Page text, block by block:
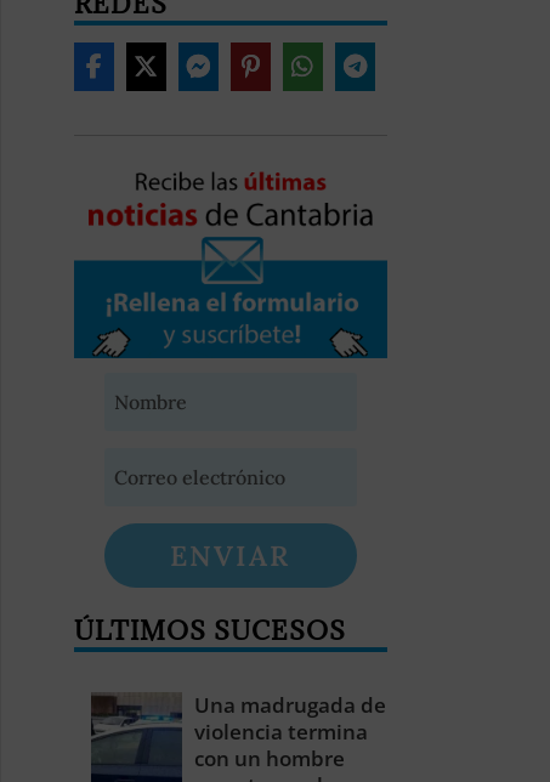
ENVIAR
ÚLTIMOS SUCESOS
Una madrugada de
violencia termina
con un hombre